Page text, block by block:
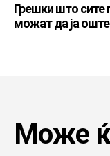
Грешки што сите
можат да ја
Може